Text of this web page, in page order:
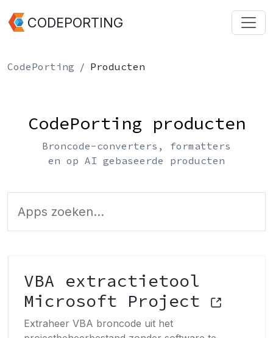
CODEPORTING
CodePorting Producten
CodePorting producten
Broncode-converters, formatters
en op AI gebaseerde producten
VBA extractietool
Microsoft Project
Extraheer VBA broncode uit het